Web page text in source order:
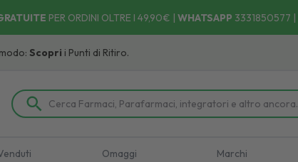
PER ORDINI OLTRE I 49,90€ | WHATSAPP 3331850577 |
i Punti di Ritiro.
Omaggi Marchi